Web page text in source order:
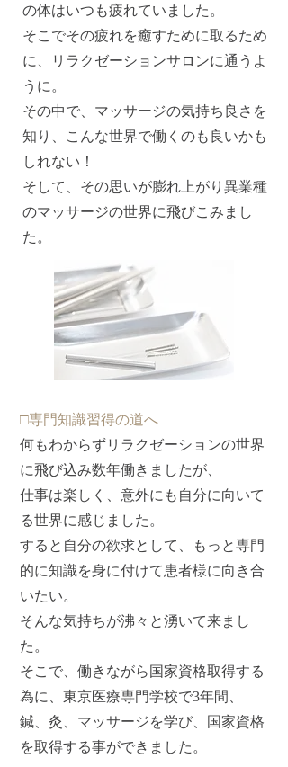
の体はいつも疲れていました。
そこでその疲れを癒すために取るため
に、リラクゼーションサロンに通うよ
うに。
その中で、マッサージの気持ち良さを
知り、こんな世界で働くのも良いかも
しれない！
そして、その思いが膨れ上がり異業種
のマッサージの世界に飛びこみまし
た。
□専門知識習得の道へ
何もわからずリラクゼーションの世界
に飛び込み数年働きましたが、
仕事は楽しく、意外にも自分に向いて
る世界に感じました。
すると自分の欲求として、もっと専門
的に知識を身に付けて患者様に向き合
いたい。
そんな気持ちが沸々と湧いて来まし
た。
そこで、働きながら国家資格取得する
為に、東京医療専門学校で3年間、
鍼、灸、マッサージを学び、国家資格
を取得する事ができました。